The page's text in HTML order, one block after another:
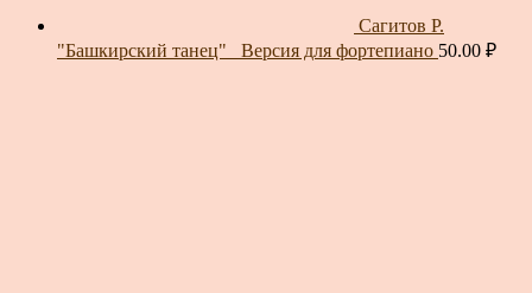
Сагитов Р.
"Башкирский танец"_ Версия для фортепиано 50.00 ₽